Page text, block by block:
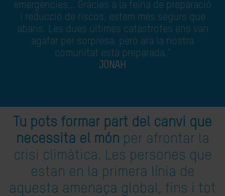
emergències... Gràcies a la feina de preparació
i reducció de riscos, estem més segurs que
abans. Les dues últimes catàstrofes ens van
agafar per sorpresa, però ara la nostra
comunitat està preparada."
JONAH
Tu pots formar part del canvi que
necessita el món per afrontar la
crisi climàtica. Les persones que
estan en la primera línia de
aquesta amenaça global, fins i tot